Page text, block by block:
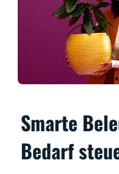
Smarte
Bedarf